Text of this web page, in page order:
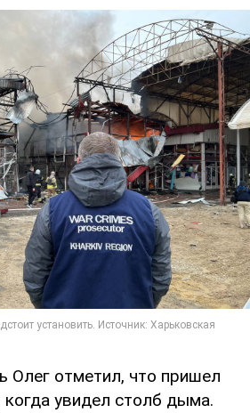
Олег отметил, что пришел
увидел столб дыма.